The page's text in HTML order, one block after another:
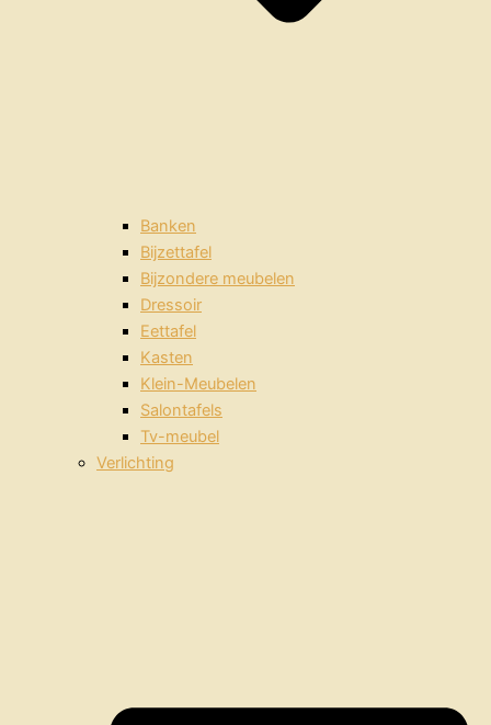
Banken
Bijzettafel
Bijzondere meubelen
Dressoir
Eettafel
Kasten
Klein-Meubelen
Salontafels
Tv-meubel
Verlichting